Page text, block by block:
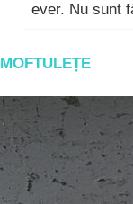
ever. Nu sunt
MOFTULEȚE